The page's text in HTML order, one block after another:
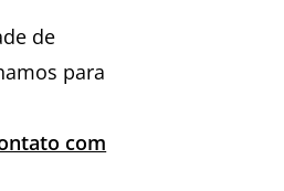
de
para
com